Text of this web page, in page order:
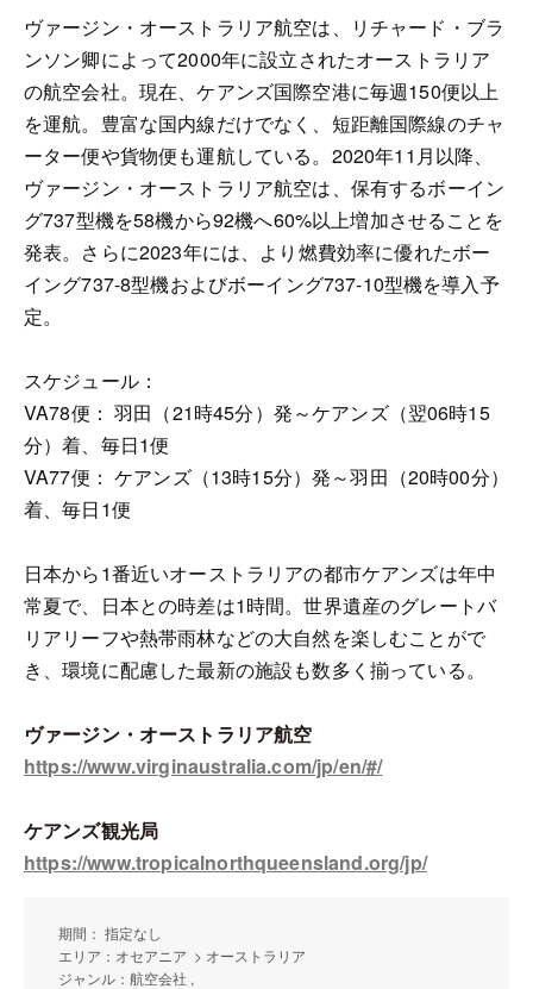
ヴァージン・オーストラリア航空は、リチャード・ブラ
ンソン卿によって2000年に設立されたオーストラリア
の航空会社。現在、ケアンズ国際空港に毎週150便以上
を運航。豊富な国内線だけでなく、短距離国際線のチャ
ーター便や貨物便も運航している。2020年11月以降、
ヴァージン・オーストラリア航空は、保有するボーイン
グ737型機を58機から92機へ60%以上増加させることを
発表。さらに2023年には、より燃費効率に優れたボー
イング737-8型機およびボーイング737-10型機を導入予
定。
スケジュール：
VA78便： 羽田（21時45分）発～ケアンズ（翌06時15
分）着、毎日1便
VA77便： ケアンズ（13時15分）発～羽田（20時00分）
着、毎日1便
日本から1番近いオーストラリアの都市ケアンズは年中
常夏で、日本との時差は1時間。世界遺産のグレートバ
リアリーフや熱帯雨林などの大自然を楽しむことがで
き、環境に配慮した最新の施設も数多く揃っている。
ヴァージン・オーストラリア航空
https://www.virginaustralia.com/jp/en/#/
ケアンズ観光局
https://www.tropicalnorthqueensland.org/jp/
期間： 指定なし
エリア：オセアニア > オーストラリア
ジャンル：航空会社 ,